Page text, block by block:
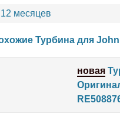
12 месяцев
Турбина для
новая